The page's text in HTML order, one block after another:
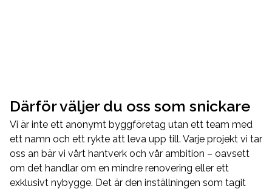
Därför väljer du oss som snickare
Vi är inte ett anonymt byggföretag utan ett team med
ett namn och ett rykte att leva upp till. Varje projekt vi tar
oss an bär vi vårt hantverk och vår ambition – oavsett
om det handlar om en mindre renovering eller ett
exklusivt nybygge. Det är den inställningen som tagit